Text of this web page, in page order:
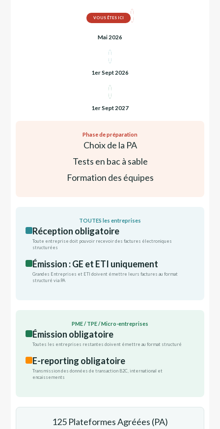
VOUS ÊTES ICI
Mai 2026
1er Sept 2026
1er Sept 2027
Phase de préparation
Choix de la PA
Tests en bac à sable
Formation des équipes
TOUTES les entreprises
Réception obligatoire
Toute entreprise doit pouvoir recevoir des factures électroniques
structurées
Émission : GE et ETI uniquement
Grandes Entreprises et ETI doivent émettre leurs factures au format
structuré via PA
PME / TPE / Micro-entreprises
Émission obligatoire
Toutes les entreprises restantes doivent émettre au format structuré
E-reporting obligatoire
Transmission des données de transaction B2C, international et
encaissements
125 Plateformes Agréées (PA)